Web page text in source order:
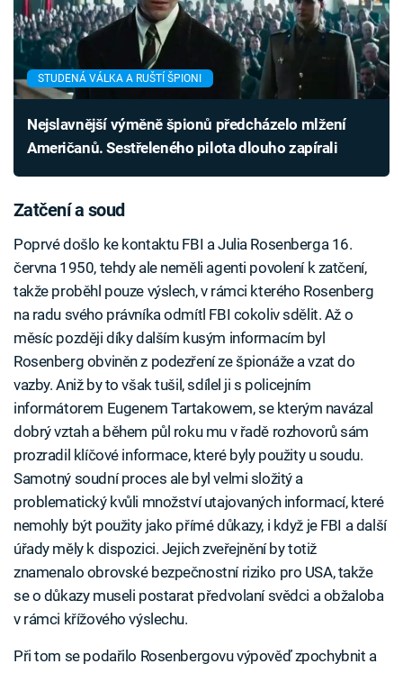
STUDENÁ VÁLKA A RUŠTÍ ŠPIONI
Nejslavnější výměně špionů předcházelo mlžení
Američanů. Sestřeleného pilota dlouho zapírali
Zatčení a soud
Poprvé došlo ke kontaktu FBI a Julia Rosenberga 16.
června 1950, tehdy ale neměli agenti povolení k zatčení,
takže proběhl pouze výslech, v rámci kterého Rosenberg
na radu svého právníka odmítl FBI cokoliv sdělit. Až o
měsíc později díky dalším kusým informacím byl
Rosenberg obviněn z podezření ze špionáže a vzat do
vazby. Aniž by to však tušil, sdílel ji s policejním
informátorem Eugenem Tartakowem, se kterým navázal
dobrý vztah a během půl roku mu v řadě rozhovorů sám
prozradil klíčové informace, které byly použity u soudu.
Samotný soudní proces ale byl velmi složitý a
problematický kvůli množství utajovaných informací, které
nemohly být použity jako přímé důkazy, i když je FBI a další
úřady měly k dispozici. Jejich zveřejnění by totiž
znamenalo obrovské bezpečnostní riziko pro USA, takže
se o důkazy museli postarat předvolaní svědci a obžaloba
v rámci křížového výslechu.
Při tom se podařilo Rosenbergovu výpověď zpochybnit a